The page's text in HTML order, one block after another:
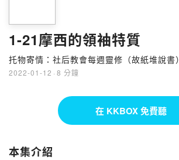
1-21摩西的領袖特質
托物寄情：社后教會每週靈修（故紙堆說書）
2022-01-12 · 8 分鐘
在 KKBOX 免費聽
本集介紹